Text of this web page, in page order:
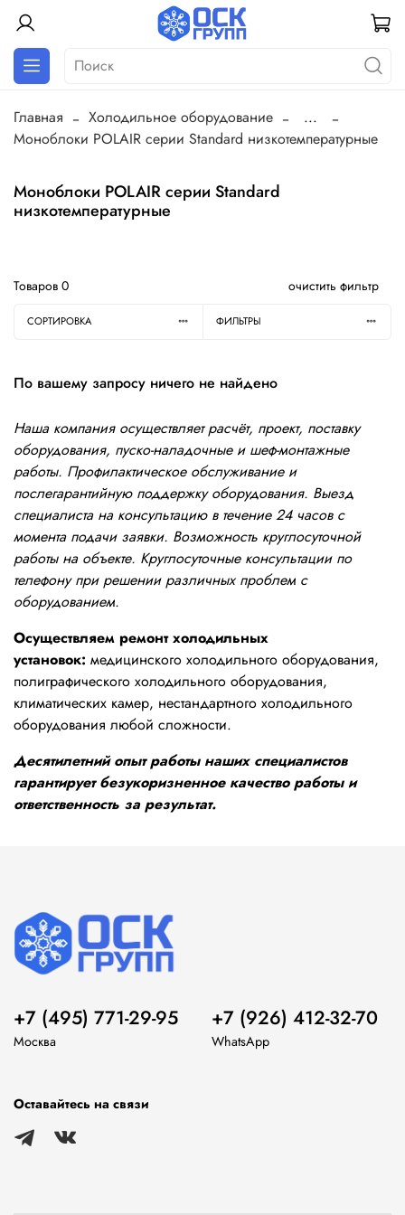
Главная Холодильное оборудование
...
Моноблоки POLAIR серии Standard низкотемпературные
Моноблоки POLAIR серии Standard
низкотемпературные
Товаров 0 очистить фильтр
СОРТИРОВКА ФИЛЬТРЫ
По вашему запросу ничего не найдено
Наша компания осуществляет расчёт, проект, поставку
оборудования, пуско-наладочные и шеф-монтажные
работы. Профилактическое обслуживание и
послегарантийную поддержку оборудования. Выезд
специалиста на консультацию в течение 24 часов с
момента подачи заявки. Возможность круглосуточной
работы на объекте. Круглосуточные консультации по
телефону при решении различных проблем с
оборудованием.
Осуществляем ремонт холодильных
установок: медицинского холодильного оборудования,
полиграфического холодильного оборудования,
климатических камер, нестандартного холодильного
оборудования любой сложности.
Десятилетний опыт работы наших специалистов
гарантирует безукоризненное качество работы и
ответственность за результат.
+7 (495) 771-29-95
Москва
+7 (926) 412-32-70
WhatsApp
Оставайтесь на связи